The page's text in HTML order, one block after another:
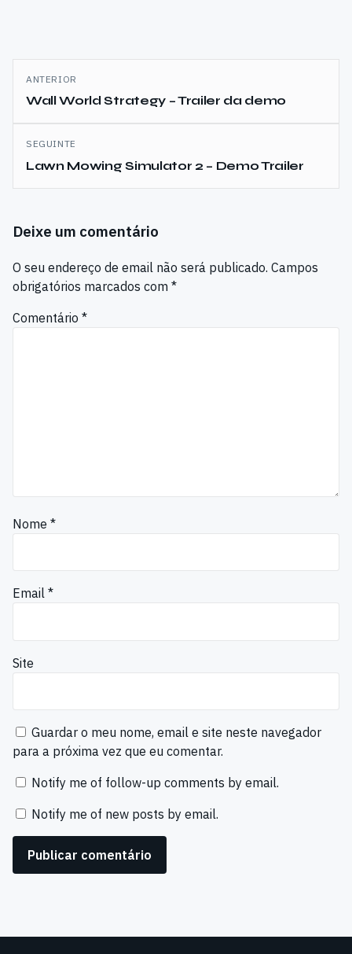
Navegação
de
artigos
ANTERIOR
Wall World Strategy – Trailer da demo
SEGUINTE
Lawn Mowing Simulator 2 – Demo Trailer
Deixe um comentário
O seu endereço de email não será publicado. Campos
obrigatórios marcados com *
Comentário *
Nome *
Email *
Site
Guardar o meu nome, email e site neste navegador
para a próxima vez que eu comentar.
Notify me of follow-up comments by email.
Notify me of new posts by email.